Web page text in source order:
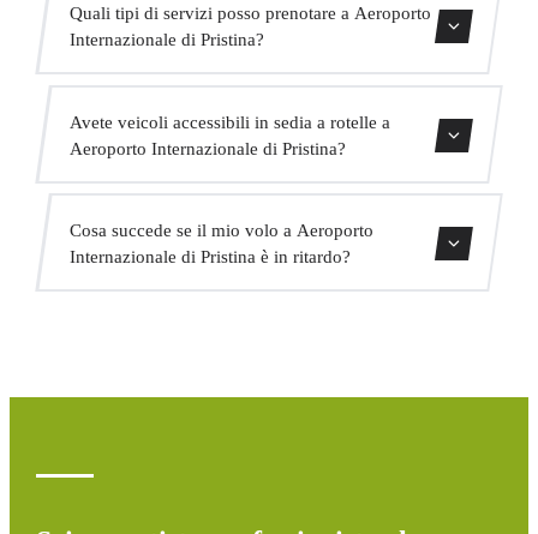
assicurazione professionale e veicoli con revisione attuale.
Quali tipi di servizi posso prenotare a Aeroporto
Internazionale di Pristina?
e trasporto di gruppo.
Avete veicoli accessibili in sedia a rotelle a
Aeroporto Internazionale di Pristina?
ridotta. Indicate questo al momento della prenotazione e
Cosa succede se il mio volo a Aeroporto
Internazionale di Pristina è in ritardo?